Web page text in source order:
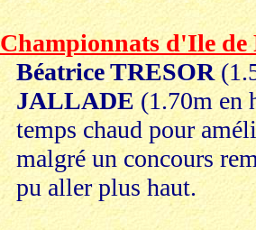
Championnats d'Ile de
Béatrice TRESOR
JALLADE (1.70m en
temps chaud pour
malgré un concours
pu aller plus haut.